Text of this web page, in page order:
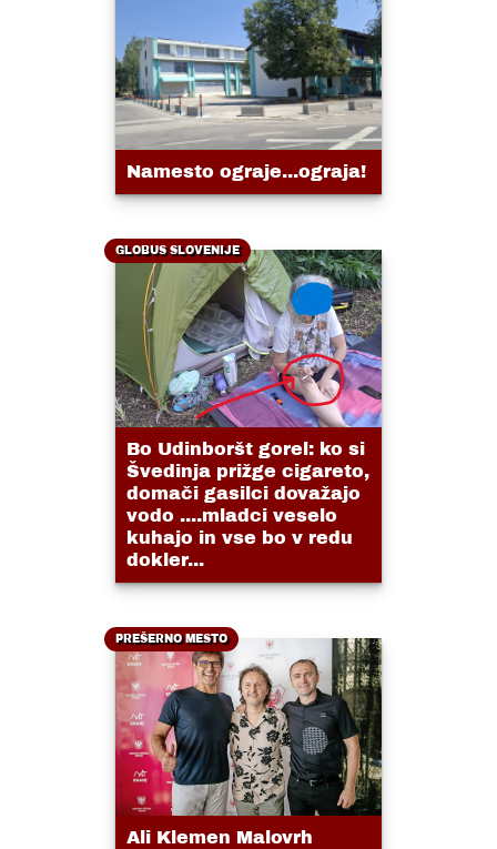
Namesto ograje...ograja!
GLOBUS SLOVENIJE
Bo Udinboršt gorel: ko si
Švedinja prižge cigareto,
domači gasilci dovažajo
vodo ....mladci veselo
kuhajo in vse bo v redu
dokler...
PREŠERNO MESTO
Ali Klemen Malovrh